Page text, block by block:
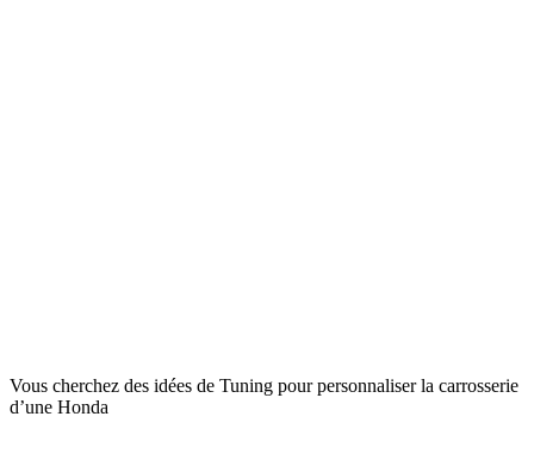
Vous cherchez des idées de Tuning pour personnaliser la carrosserie
d’une Honda